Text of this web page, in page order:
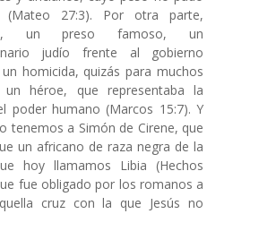
(Mateo 27:3). Por otra parte,
un preso famoso, un
judío frente al gobierno
homicida, quizás para muchos
héroe, que representaba la
poder humano (Marcos 15:7). Y
tenemos a Simón de Cirene, que
un africano de raza negra de la
hoy llamamos Libia (Hechos
fue obligado por los romanos a
cruz con la que Jesús no